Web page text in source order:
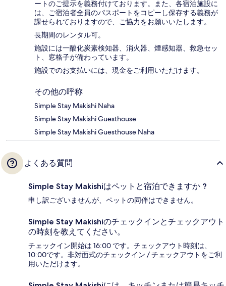
ートのご提示を義務付け​ております。また、各宿泊施設に
は、ご宿泊者全員のパスポートをコピーし保存する義務が
課せられておりますの​で、ご協力をお願いいたします。
長期間のレンタル可。
施設には一酸化炭素検知器、消火器、煙感知器、救急セッ
ト、窓格子が備わっています。
施設でのお支払いには、現金をご利用いただけます。
その他の呼称
Simple Stay Makishi Naha
Simple Stay Makishi Guesthouse
Simple Stay Makishi Guesthouse Naha
よくある質問
Simple Stay Makishiはペットと宿泊できますか ?
申し訳ございませんが、ペットの同伴はできません。
Simple Stay Makishiのチェックインとチェックアウト
の時刻を教えてください。
チェックイン開始は 16:00 です。チェックアウト時刻は、
10:00です。非対面式のチェックイン / チェックアウトをご利
用いただけます。